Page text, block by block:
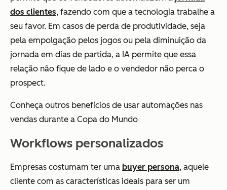
dos clientes, fazendo com que a tecnologia trabalhe a
seu favor. Em casos de perda de produtividade, seja
pela empolgação pelos jogos ou pela diminuição da
jornada em dias de partida, a IA permite que essa
relação não fique de lado e o vendedor não perca o
prospect.
Conheça outros benefícios de usar automações nas
vendas durante a Copa do Mundo
Workflows personalizados
Empresas costumam ter uma buyer persona, aquele
cliente com as características ideais para ser um